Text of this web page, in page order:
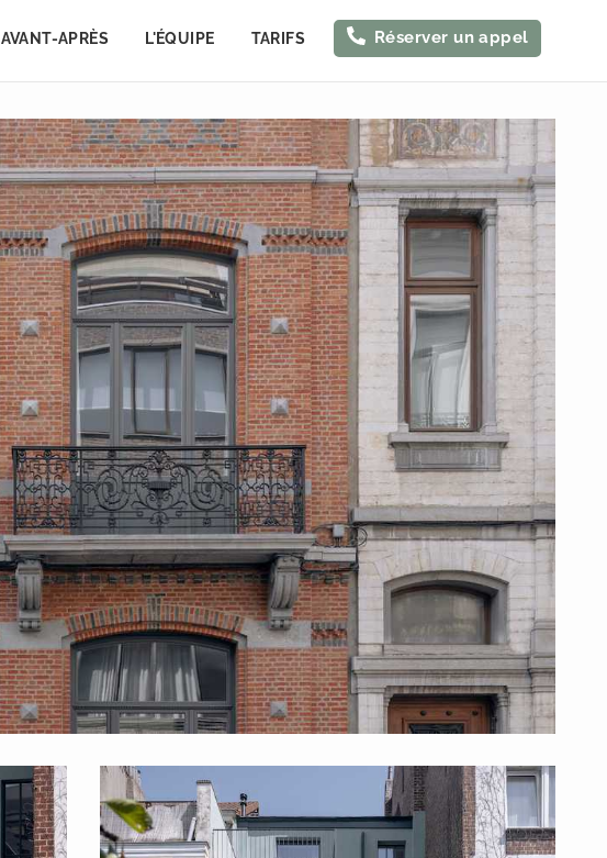
AVANT-APRÈS L'ÉQUIPE TARIFS Réserver un appel